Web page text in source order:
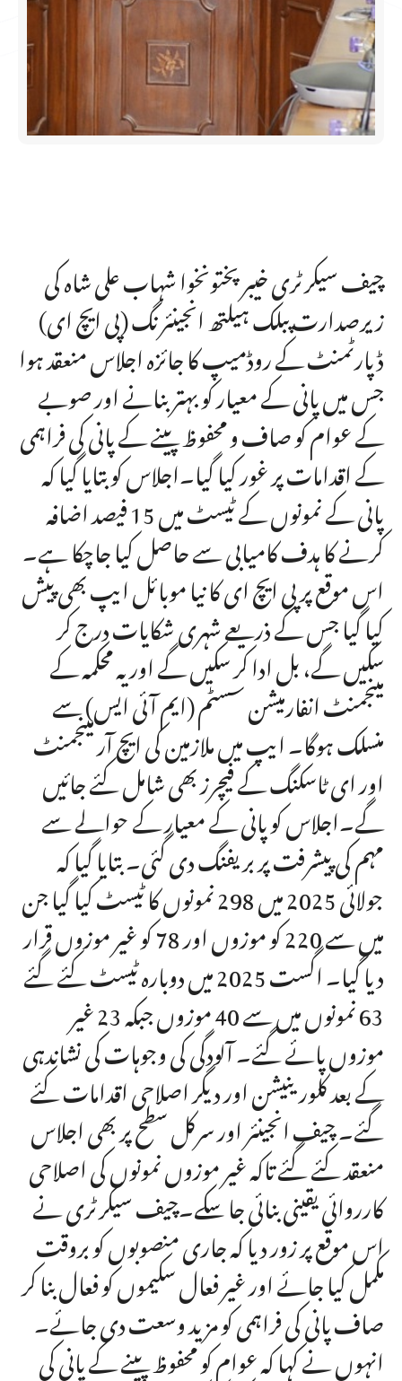
چیف سیکرٹری خیبرپختونخوا شہاب علی شاہ کی
زیرصدارت پبلک ہیلتھ انجینئرنگ (پی ایچ ای)
ڈپارٹمنٹ کے روڈمیپ کا جائزہ اجلاس منعقد ہوا
جس میں پانی کے معیار کو بہتر بنانے اور صوبے
کے عوام کو صاف و محفوظ پینے کے پانی کی فراہمی
کے اقدامات پر غور کیا گیا۔اجلاس کو بتایا گیا کہ
پانی کے نمونوں کے ٹیسٹ میں 15 فیصد اضافہ
کرنے کا ہدف کامیابی سے حاصل کیا جاچکا ہے۔
اس موقع پر پی ایچ ای کا نیا موبائل ایپ بھی پیش
کیا گیا جس کے ذریعے شہری شکایات درج کر
سکیں گے، بل ادا کر سکیں گے اور یہ محکمہ کے
مینجمنٹ انفارمیشن سسٹم (ایم آئی ایس) سے
منسلک ہوگا۔ ایپ میں ملازمین کی ایچ آر مینجمنٹ
اور ای ٹاسکنگ کے فیچرز بھی شامل کئے جائیں
گے۔اجلاس کو پانی کے معیار کے حوالے سے
مہم کی پیشرفت پر بریفنگ دی گئی۔ بتایا گیا کہ
جولائی 2025 میں 298 نمونوں کا ٹیسٹ کیا گیا جن
میں سے 220 کو موزوں اور 78 کو غیر موزوں قرار
دیا گیا۔ اگست 2025 میں دوبارہ ٹیسٹ کئے گئے
63 نمونوں میں سے 40 موزوں جبکہ 23 غیر
موزوں پائے گئے۔ آلودگی کی وجوہات کی نشاندہی
کے بعد کلورینیشن اور دیگر اصلاحی اقدامات کئے
گئے۔ چیف انجینئر اور سرکل سطح پر بھی اجلاس
منعقد کئے گئے تاکہ غیر موزوں نمونوں کی اصلاحی
کارروائی یقینی بنائی جا سکے۔چیف سیکرٹری نے
اس موقع پر زور دیا کہ جاری منصوبوں کو بروقت
مکمل کیا جائے اور غیر فعال سکیموں کو فعال بنا کر
صاف پانی کی فراہمی کو مزید وسعت دی جائے۔
انہوں نے کہا کہ عوام کو محفوظ پینے کے پانی کی